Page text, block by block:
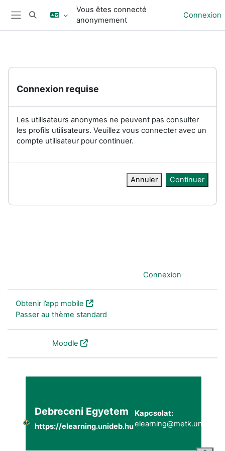
Passer au contenu principal
Panneau latéral
Activer/désactiver la saisie de recherche
Vous êtes connecté
anonymement
Connexion
Connexion requise
Les utilisateurs anonymes ne peuvent pas consulter
les profils utilisateurs. Veuillez vous connecter avec un
compte utilisateur pour continuer.
Annuler Continuer
Connexion
Obtenir l’app mobile
Passer au thème standard
Moodle
Debreceni Egyetem
https://elearning.unideb.hu
Kapcsolat: